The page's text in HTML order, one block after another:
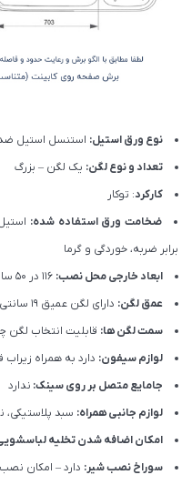
نوع ورق استیل: استنسل استیل ضد
تعداد و نوع لگن: یک لگن – بزرگ
کارکرد: توکار
ضخامت ورق استفاده شده:
برابر ضربه، خوردگی و گرما
ابعاد خارجی محل نصب:
عمق لگن: دارای لگن عمیق ۱۹ سانتی متر و زیرآب گرد
سمت لگن ها: قابلیت انتخاب
لوازم سیفون: دارد به همراه زیراب
جامایع متصل بر روی سینک: ندارد
لوازم جانبی همراه: سبد پلاستیکی،
امکان اضافه شدن تخلیه
سوراخ نصب شیر: دارد – امکان نصب